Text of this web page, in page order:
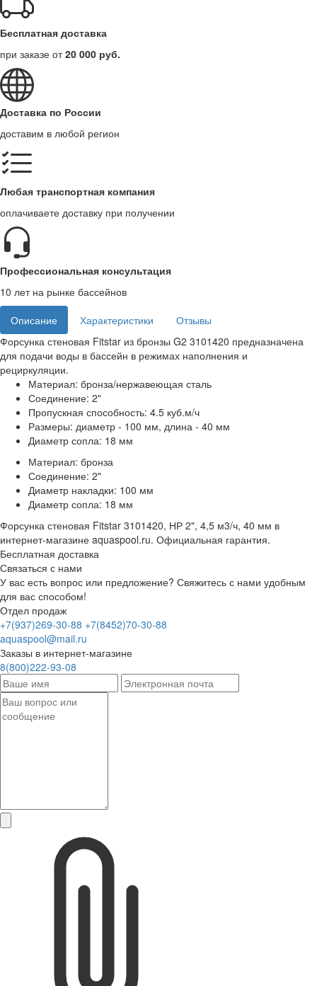
Бесплатная доставка
при заказе от20 000 руб.
Доставка по России
доставим в любой регион
Любая транспортная компания
оплачиваете доставку при получении
Профессиональная консультация
10 лет на рынке бассейнов
Описание
Характеристики
Отзывы
Форсунка стеновая Fitstar из бронзы G2 3101420 предназначена
для подачи воды в бассейн в режимах наполнения и
рециркуляции.
Материал: бронза/нержавеющая сталь
Соединение: 2"
Пропускная способность: 4.5 куб.м/ч
Размеры: диаметр - 100 мм, длина - 40 мм
Диаметр сопла: 18 мм
Материал: бронза
Соединение: 2"
Диаметр накладки: 100 мм
Диаметр сопла: 18 мм
Форсунка стеновая Fitstar 3101420, НР 2", 4,5 м3/ч, 40 мм в
интернет-магазине aquaspool.ru. Официальная гарантия.
Бесплатная доставка
Связаться с нами
У вас есть вопрос или предложение? Свяжитесь с нами удобным
для вас способом!
Отдел продаж
+7(937)269-30-88 +7(8452)70-30-88
aquaspool@mail.ru
Заказы в интернет-магазине
8(800)222-93-08